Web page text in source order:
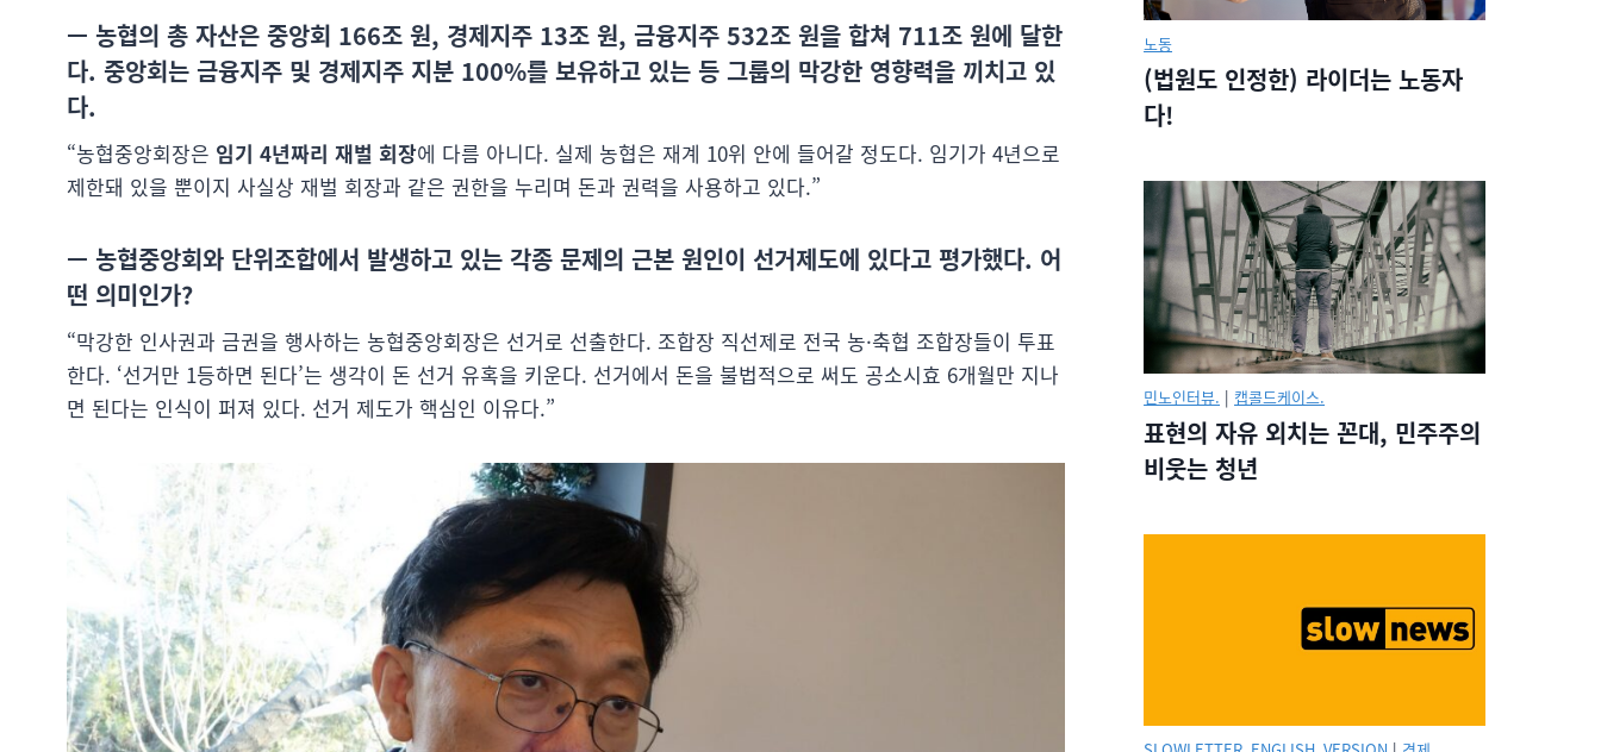
— 농협의 총 자산은 중앙회 166조 원, 경제지주 13조 원, 금융지주 532조 원을 합쳐 711조 원에 달한
다. 중앙회는 금융지주 및 경제지주 지분 100%를 보유하고 있는 등 그룹의 막강한 영향력을 끼치고 있
다.
“농협중앙회장은 임기 4년짜리 재벌 회장에 다름 아니다. 실제 농협은 재계 10위 안에 들어갈 정도다. 임기가 4년으로
제한돼 있을 뿐이지 사실상 재벌 회장과 같은 권한을 누리며 돈과 권력을 사용하고 있다.”
— 농협중앙회와 단위조합에서 발생하고 있는 각종 문제의 근본 원인이 선거제도에 있다고 평가했다. 어
떤 의미인가?
“막강한 인사권과 금권을 행사하는 농협중앙회장은 선거로 선출한다. 조합장 직선제로 전국 농·축협 조합장들이 투표
한다. ‘선거만 1등하면 된다’는 생각이 돈 선거 유혹을 키운다. 선거에서 돈을 불법적으로 써도 공소시효 6개월만 지나
면 된다는 인식이 퍼져 있다. 선거 제도가 핵심인 이유다.”
노동
(법원도 인정한) 라이더는 노동자
다!
민노인터뷰. | 캡콜드케이스.
표현의 자유 외치는 꼰대, 민주주의
비웃는 청년